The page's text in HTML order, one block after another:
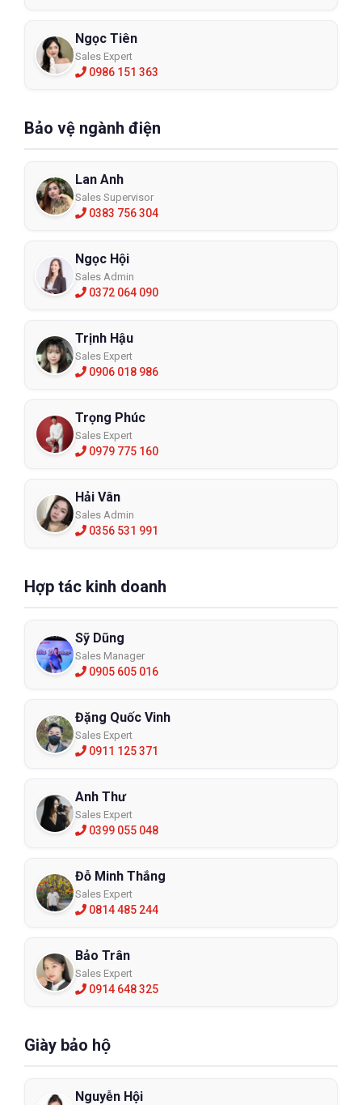
Ngọc Tiên
Sales Expert
0986 151 363
Bảo vệ ngành điện
Lan Anh
Sales Supervisor
0383 756 304
Ngọc Hội
Sales Admin
0372 064 090
Trịnh Hậu
Sales Expert
0906 018 986
Trọng Phúc
Sales Expert
0979 775 160
Hải Vân
Sales Admin
0356 531 991
Hợp tác kinh doanh
Sỹ Dũng
Sales Manager
0905 605 016
Đặng Quốc Vinh
Sales Expert
0911 125 371
Anh Thư
Sales Expert
0399 055 048
Đỗ Minh Thắng
Sales Expert
0814 485 244
Bảo Trân
Sales Expert
0914 648 325
Giày bảo hộ
Nguyễn Hội